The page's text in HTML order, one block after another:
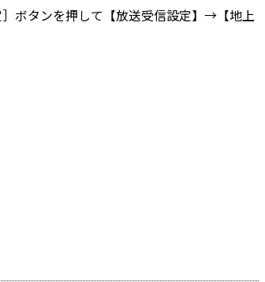
ボタンを押して【放送受信設定】→【地上